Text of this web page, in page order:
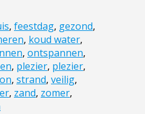
, feestdag, gezond,
, koud water,
, ontspannen,
, plezier, plezier,
, strand, veilig,
, zand, zomer,